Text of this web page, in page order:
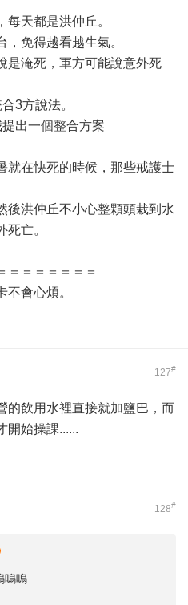
天都是洪仲丘。
免得越看越生氣。
是淹死，軍方可能說意外死
3方說法。
出一個整合方案
就在快死的時候，那些戒護士
後洪仲丘不小心整顆頭栽到水
亡。
＝＝＝＝＝＝＝
會心煩。
127#
的飲用水裡直接就加鹽巴，而
開始操課......
128#
嗚嗚